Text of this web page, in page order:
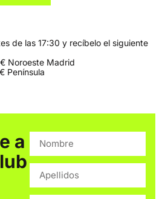
de las 17:30 y recíbelo el siguiente
Noroeste Madrid
Península
a